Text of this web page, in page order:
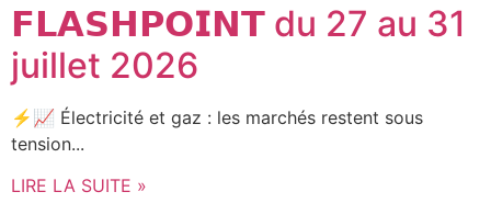
𝗙𝗟𝗔𝗦𝗛𝗣𝗢𝗜𝗡𝗧 du 27 au 31
juillet 2026
⚡📈 Électricité et gaz : les marchés restent sous
tension...
LIRE LA SUITE »